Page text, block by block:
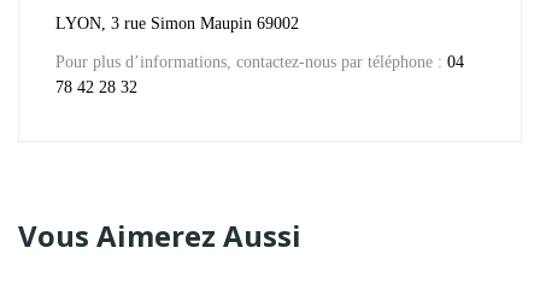
LYON, 3 rue Simon Maupin 69002
Pour plus d’informations, contactez-nous par téléphone : 04
78 42 28 32
Vous Aimerez Aussi